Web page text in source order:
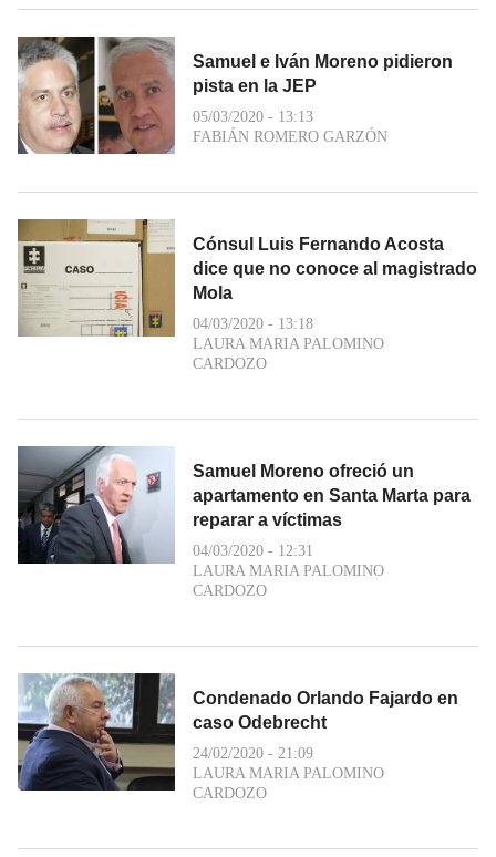
Samuel e Iván Moreno pidieron
pista en la JEP
05/03/2020 - 13:13
FABIÁN ROMERO GARZÓN
Cónsul Luis Fernando Acosta
dice que no conoce al magistrado
Mola
04/03/2020 - 13:18
LAURA MARIA PALOMINO
CARDOZO
Samuel Moreno ofreció un
apartamento en Santa Marta para
reparar a víctimas
04/03/2020 - 12:31
LAURA MARIA PALOMINO
CARDOZO
Condenado Orlando Fajardo en
caso Odebrecht
24/02/2020 - 21:09
LAURA MARIA PALOMINO
CARDOZO